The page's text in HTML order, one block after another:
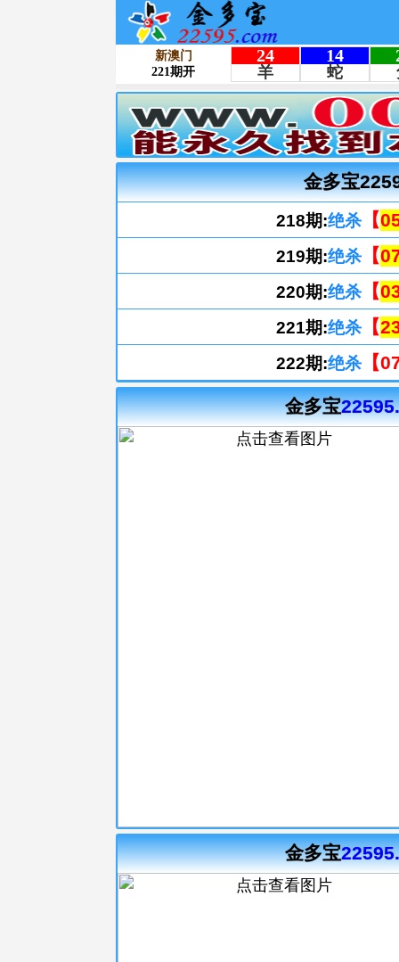
金多宝
218期:绝杀【
219期:绝杀【
220期:绝杀【
221期:绝杀【
222期:绝杀【
金多宝
金多宝